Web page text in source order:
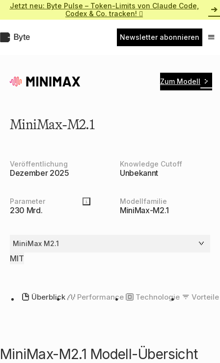
Zum
Inhalt
springen
Jetzt neu: Byte Pulse – Token-Limits von Claude Code,
Codex & Co. tracken! 
Byte.de Newsletter abonnieren
Zum Modell
MiniMax-M2.1
Veröffentlichung
Dezember 2025
Knowledge Cutoff
Unbekannt
Parameter
230 Mrd.
Modellfamilie
MiniMax-M2.1
MiniMax M2.1
MIT
Überblick Performance Technologie
MiniMax-M2.1 Modell-Übersicht